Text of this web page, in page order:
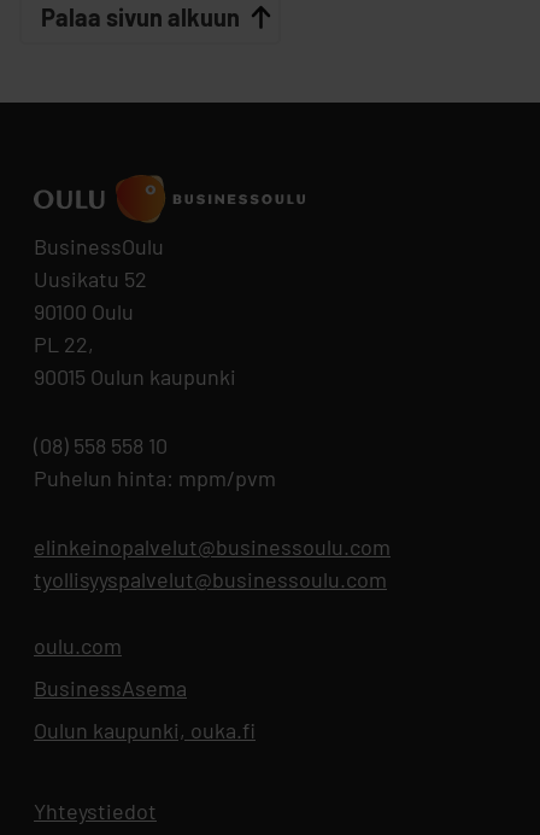
Palaa sivun alkuun
BusinessOulu
Uusikatu 52
90100 Oulu
PL 22,
90015 Oulun kaupunki
(08) 558 558 10
Puhelun hinta: mpm/pvm
elinkeinopalvelut@businessoulu.com
tyollisyyspalvelut@businessoulu.com
oulu.com
BusinessAsema
Oulun kaupunki, ouka.fi
Yhteystiedot